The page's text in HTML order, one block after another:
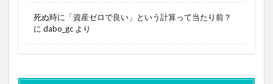
死ぬ時に「資産ゼロで良い」という計算って当たり前？
に dabo_gc より